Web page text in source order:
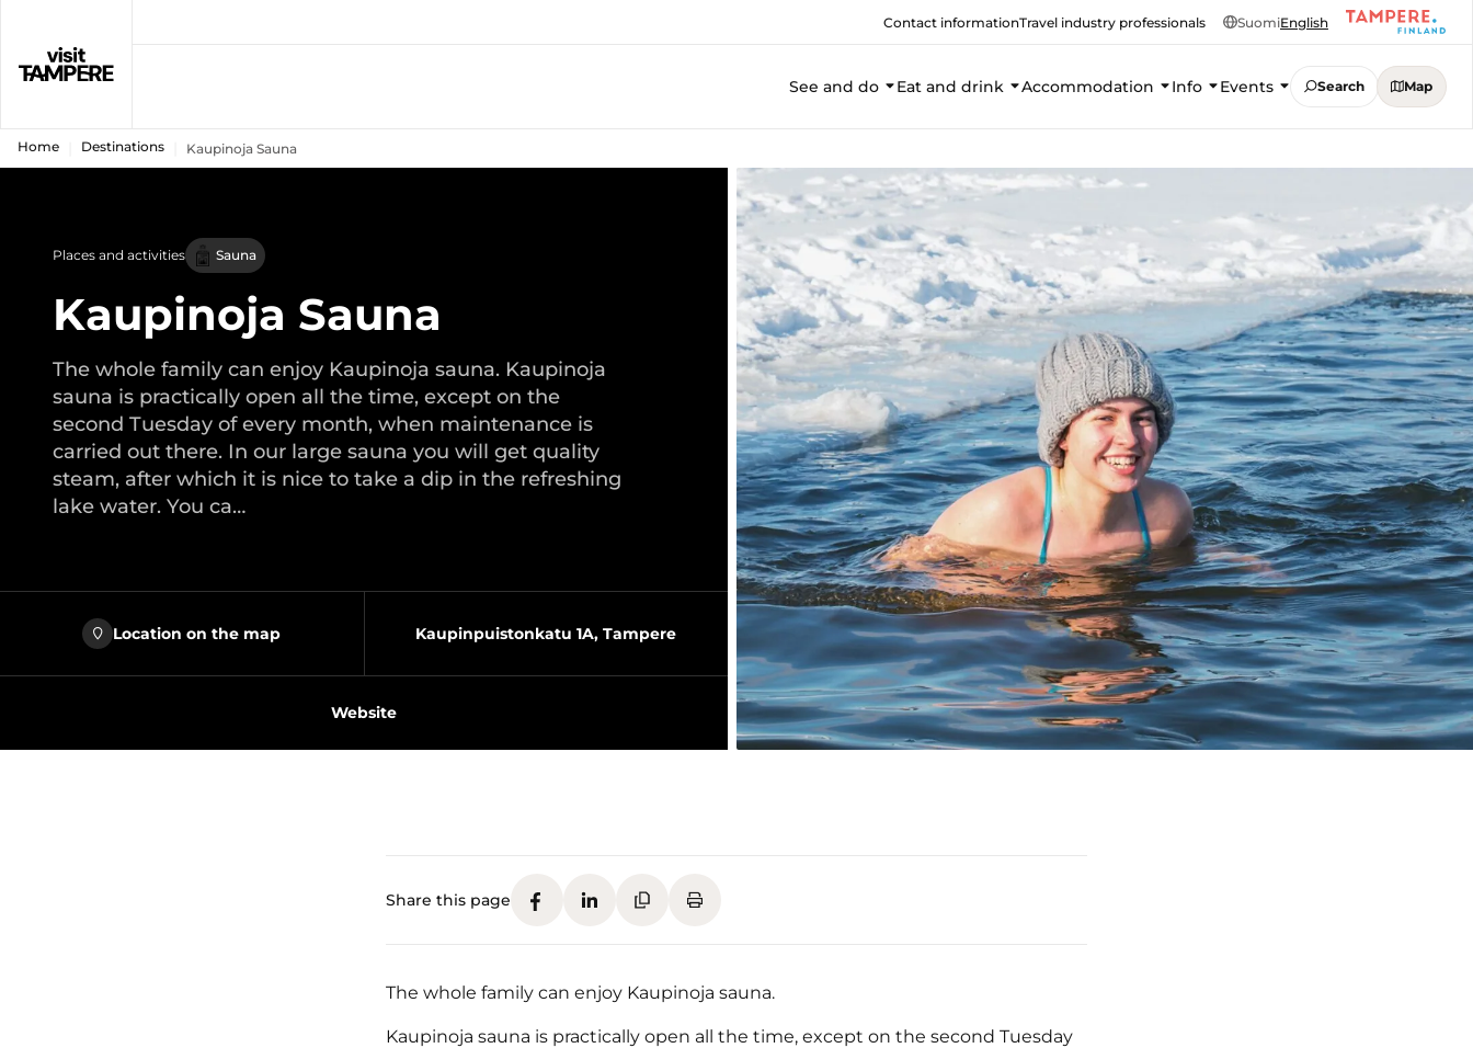
Contact informationTravel industry professionals SuomiEnglish
See and do Eat and drink Accommodation Info Events Search Map
Home Destinations Kaupinoja Sauna
Places and activities Sauna
Kaupinoja Sauna
The whole family can enjoy Kaupinoja sauna. Kaupinoja
sauna is practically open all the time, except on the
second Tuesday of every month, when maintenance is
carried out there. In our large sauna you will get quality
steam, after which it is nice to take a dip in the refreshing
lake water. You ca…
Location on the map Kaupinpuistonkatu 1A, Tampere
Website
Share this page
The whole family can enjoy Kaupinoja sauna.
Kaupinoja sauna is practically open all the time, except on the second Tuesday